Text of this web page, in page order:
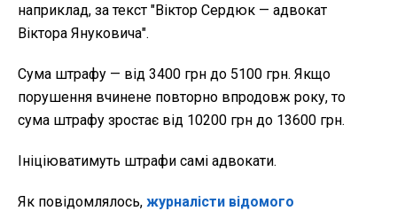
наприклад, за текст "Віктор Сердюк — адвокат
Віктора Януковича".
Сума штрафу — від 3400 грн до 5100 грн. Якщо
порушення вчинене повторно впродовж року, то
сума штрафу зростає від 10200 грн до 13600 грн.
Ініціюватимуть штрафи самі адвокати.
Як повідомлялось, журналісти відомого